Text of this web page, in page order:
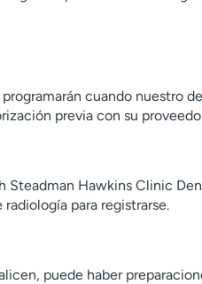
cuando nuestro
previa con su
Hawkins Clinic
para registrarse.
puede haber